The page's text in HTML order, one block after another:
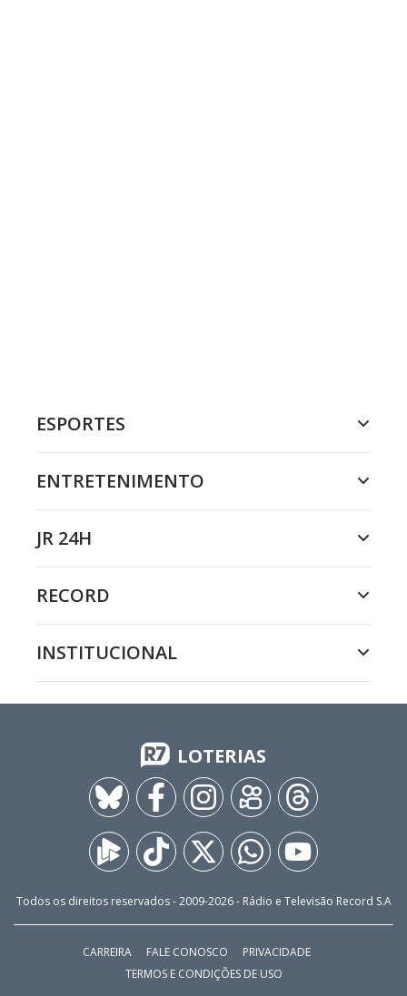
ESPORTES
ENTRETENIMENTO
JR 24H
RECORD
INSTITUCIONAL
LOTERIAS
Todos os direitos reservados - 2009-2026- Rádio e Televisão Record S.A
CARREIRA FALE CONOSCO
PRIVACIDADE
TERMOS E CONDIÇÕES DE USO